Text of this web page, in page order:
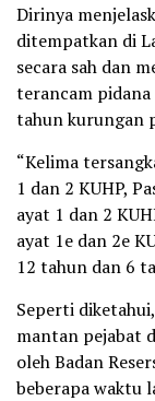
Dirinya
ditempatkan di
secara sah dan
terancam
tahun kurungan
“Kelima
1 dan 2 KUHP,
ayat 1 dan 2
ayat 1e dan 2e
12 tahun dan 6
Seperti
mantan pejabat
oleh Badan
beberapa waktu